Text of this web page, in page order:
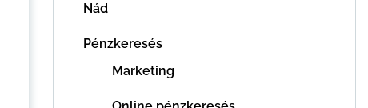
Nád
Pénzkeresés
Marketing